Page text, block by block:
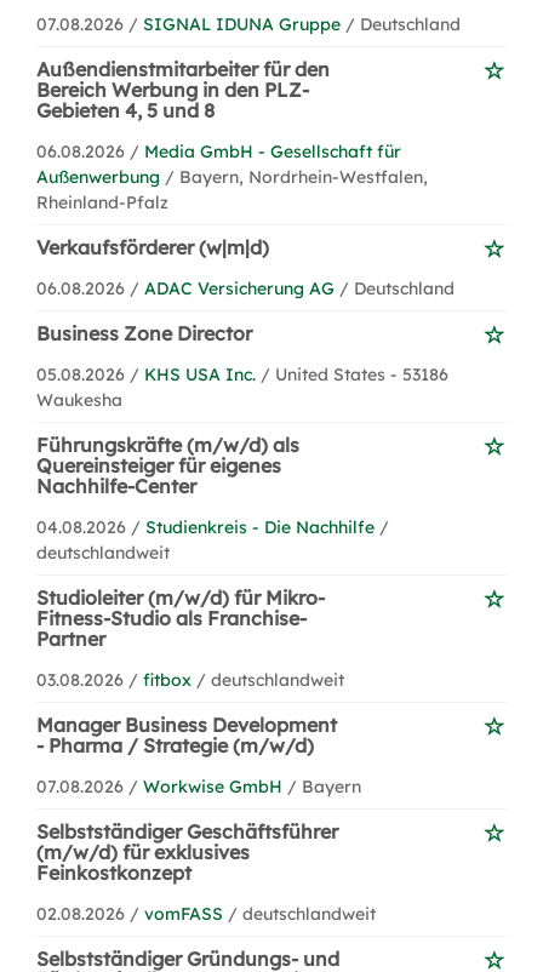
07.08.2026 / SIGNAL IDUNA Gruppe / Deutschland
Außendienstmitarbeiter für den
Bereich Werbung in den PLZ-
Gebieten 4, 5 und 8
06.08.2026 / Media GmbH - Gesellschaft für
Außenwerbung / Bayern, Nordrhein-Westfalen,
Rheinland-Pfalz
Verkaufsförderer (w|m|d)
06.08.2026 / ADAC Versicherung AG / Deutschland
Business Zone Director
05.08.2026 / KHS USA Inc. / United States - 53186
Waukesha
Führungskräfte (m/w/d) als
Quereinsteiger für eigenes
Nachhilfe-Center
04.08.2026 / Studienkreis - Die Nachhilfe /
deutschlandweit
Studioleiter (m/w/d) für Mikro-
Fitness-Studio als Franchise-
Partner
03.08.2026 / fitbox / deutschlandweit
Manager Business Development
- Pharma / Strategie (m/w/d)
07.08.2026 / Workwise GmbH / Bayern
Selbstständiger Geschäftsführer
(m/w/d) für exklusives
Feinkostkonzept
02.08.2026 / vomFASS / deutschlandweit
Selbstständiger Gründungs- und